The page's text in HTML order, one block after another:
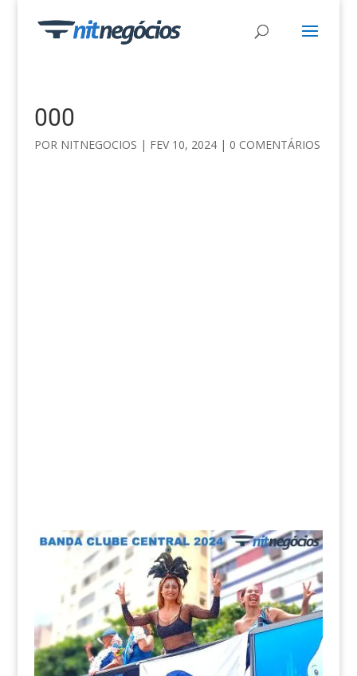
000
POR NITNEGOCIOS | FEV 10, 2024| 0 COMENTÁRIOS